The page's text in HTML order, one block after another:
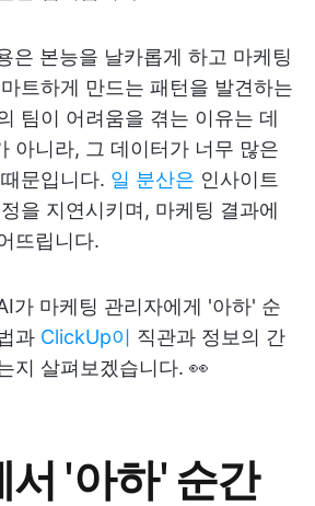
은 본능을 날카롭게 하고 마케팅
트하게 만드는 패턴을 발견하는
팀이 어려움을 겪는 이유는 데
아니라, 그 데이터가 너무 많은
문입니다. 일 분산은 인사이트
을 지연시키며, 마케팅 결과에
뜨립니다.
가 마케팅 관리자에게 '아하' 순
과 ClickUp이 직관과 정보의 간
지 살펴보겠습니다. 👀
서 '아하' 순간